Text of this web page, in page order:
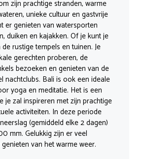
zijn prachtige stranden, warme
unieke cultuur en gastvrije
er genieten van watersporten
duiken en kajakken. Of je kunt je
rustige tempels en tuinen. Je
gerechten proberen, de
bezoeken en genieten van de
nachtclubs. Bali is ook een ideale
yoga en meditatie. Het is een
je zal inspireren met zijn prachtige
activiteiten. In deze periode
(gemiddeld elke 2 dagen)
mm. Gelukkig zijn er veel
van het warme weer.